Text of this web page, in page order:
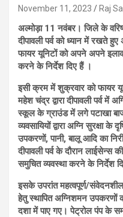
November 11, 2023 Raj
अल्मोड़ा 11 नवंबर। जिले के
दीपावली पर्व को ध्यान में रखते
फायर यूनिटों को अपने अपने
करने के निर्देश दिए हैं ।
इसी क्रम में शुक्रवार को फायर
महेश चंद्र द्वारा दीपावली पर्व में
स्कूल के ग्राउंड में लगे पटाखा
व्यवसायियों द्वारा अग्नि सुरक्षा
उपकरणों, पानी, बालू आदि का
दीपावली पर्व के दौरान लाईसेन्स
समुचित व्यवस्था करने के निर्देश
इसके उपरांत महत्वपूर्ण/
हेतु स्थापित अग्निशमन उपकरणों
दशा में पाए गए। पेट्रोल पंप के